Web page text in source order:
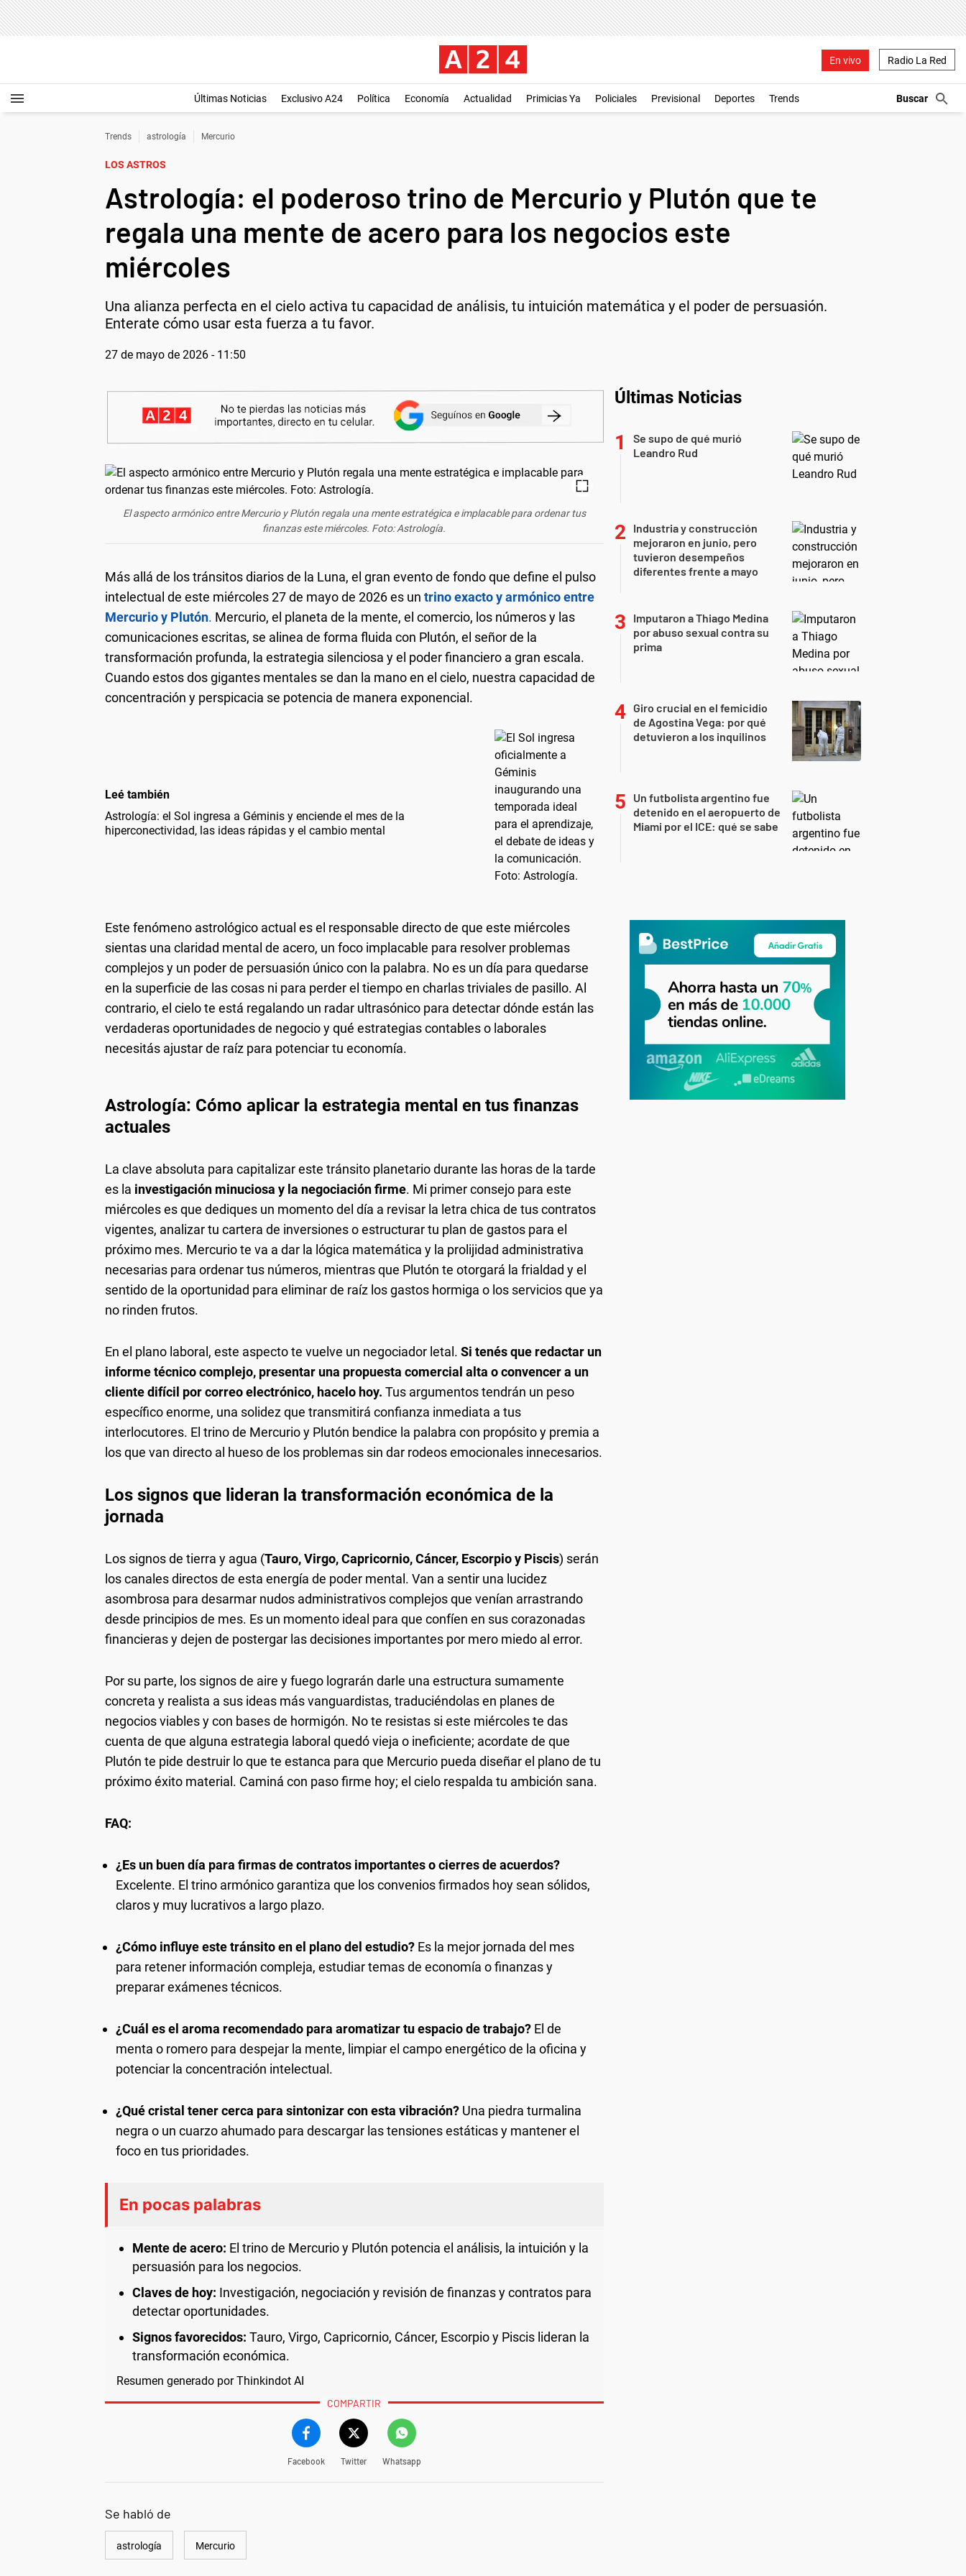
En vivo Radio La Red
Últimas Noticias Exclusivo A24 Política Economía Actualidad Primicias Ya Policiales Previsional Deportes Trends
Trends astrología Mercurio
LOS ASTROS
Astrología: el poderoso trino de Mercurio y Plutón que te
regala una mente de acero para los negocios este
miércoles
Una alianza perfecta en el cielo activa tu capacidad de análisis, tu intuición matemática y el poder de persuasión.
Enterate cómo usar esta fuerza a tu favor.
27 de mayo de 2026 - 11:50
El aspecto armónico entre Mercurio y Plutón regala una mente estratégica e implacable para ordenar tus
finanzas este miércoles. Foto: Astrología.
Más allá de los tránsitos diarios de la Luna, el gran evento de fondo que define el pulso
intelectual de este miércoles 27 de mayo de 2026 es un trino exacto y armónico entre
Mercurio y Plutón. Mercurio, el planeta de la mente, el comercio, los números y las
comunicaciones escritas, se alinea de forma fluida con Plutón, el señor de la
transformación profunda, la estrategia silenciosa y el poder financiero a gran escala.
Cuando estos dos gigantes mentales se dan la mano en el cielo, nuestra capacidad de
concentración y perspicacia se potencia de manera exponencial.
Leé también
Astrología: el Sol ingresa a Géminis y enciende el mes de la
hiperconectividad, las ideas rápidas y el cambio mental
Este fenómeno astrológico actual es el responsable directo de que este miércoles
sientas una claridad mental de acero, un foco implacable para resolver problemas
complejos y un poder de persuasión único con la palabra. No es un día para quedarse
en la superficie de las cosas ni para perder el tiempo en charlas triviales de pasillo. Al
contrario, el cielo te está regalando un radar ultrasónico para detectar dónde están las
verdaderas oportunidades de negocio y qué estrategias contables o laborales
necesitás ajustar de raíz para potenciar tu economía.
Astrología: Cómo aplicar la estrategia mental en tus finanzas
actuales
La clave absoluta para capitalizar este tránsito planetario durante las horas de la tarde
es la investigación minuciosa y la negociación firme. Mi primer consejo para este
miércoles es que dediques un momento del día a revisar la letra chica de tus contratos
vigentes, analizar tu cartera de inversiones o estructurar tu plan de gastos para el
próximo mes. Mercurio te va a dar la lógica matemática y la prolijidad administrativa
necesarias para ordenar tus números, mientras que Plutón te otorgará la frialdad y el
sentido de la oportunidad para eliminar de raíz los gastos hormiga o los servicios que ya
no rinden frutos.
En el plano laboral, este aspecto te vuelve un negociador letal. Si tenés que redactar un
informe técnico complejo, presentar una propuesta comercial alta o convencer a un
cliente difícil por correo electrónico, hacelo hoy. Tus argumentos tendrán un peso
específico enorme, una solidez que transmitirá confianza inmediata a tus
interlocutores. El trino de Mercurio y Plutón bendice la palabra con propósito y premia a
los que van directo al hueso de los problemas sin dar rodeos emocionales innecesarios.
Los signos que lideran la transformación económica de la
jornada
Los signos de tierra y agua (Tauro, Virgo, Capricornio, Cáncer, Escorpio y Piscis) serán
los canales directos de esta energía de poder mental. Van a sentir una lucidez
asombrosa para desarmar nudos administrativos complejos que venían arrastrando
desde principios de mes. Es un momento ideal para que confíen en sus corazonadas
financieras y dejen de postergar las decisiones importantes por mero miedo al error.
Por su parte, los signos de aire y fuego lograrán darle una estructura sumamente
concreta y realista a sus ideas más vanguardistas, traduciéndolas en planes de
negocios viables y con bases de hormigón. No te resistas si este miércoles te das
cuenta de que alguna estrategia laboral quedó vieja o ineficiente; acordate de que
Plutón te pide destruir lo que te estanca para que Mercurio pueda diseñar el plano de tu
próximo éxito material. Caminá con paso firme hoy; el cielo respalda tu ambición sana.
FAQ:
¿Es un buen día para firmas de contratos importantes o cierres de acuerdos?
Excelente. El trino armónico garantiza que los convenios firmados hoy sean sólidos,
claros y muy lucrativos a largo plazo.
¿Cómo influye este tránsito en el plano del estudio? Es la mejor jornada del mes
para retener información compleja, estudiar temas de economía o finanzas y
preparar exámenes técnicos.
¿Cuál es el aroma recomendado para aromatizar tu espacio de trabajo? El de
menta o romero para despejar la mente, limpiar el campo energético de la oficina y
potenciar la concentración intelectual.
¿Qué cristal tener cerca para sintonizar con esta vibración? Una piedra turmalina
negra o un cuarzo ahumado para descargar las tensiones estáticas y mantener el
foco en tus prioridades.
En pocas palabras
Mente de acero: El trino de Mercurio y Plutón potencia el análisis, la intuición y la
persuasión para los negocios.
Claves de hoy: Investigación, negociación y revisión de finanzas y contratos para
detectar oportunidades.
Signos favorecidos: Tauro, Virgo, Capricornio, Cáncer, Escorpio y Piscis lideran la
transformación económica.
Resumen generado por Thinkindot AI
COMPARTIR
Facebook Twitter Whatsapp
Se habló de
astrología Mercurio
Últimas Noticias
Se supo de qué murió
Leandro Rud
Industria y construcción
mejoraron en junio, pero
tuvieron desempeños
diferentes frente a mayo
Imputaron a Thiago Medina
por abuso sexual contra su
prima
Giro crucial en el femicidio
de Agostina Vega: por qué
detuvieron a los inquilinos
Un futbolista argentino fue
detenido en el aeropuerto de
Miami por el ICE: qué se sabe